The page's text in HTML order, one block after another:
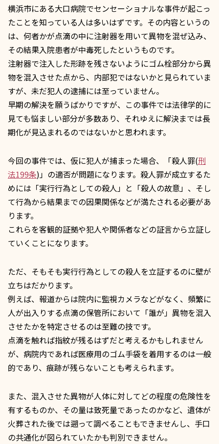
横浜市にある大口病院でセンセーショナルな事件が起こっ
たことを知っている人は多いはずです。その内容というの
は、何者かが点滴の中に注射器を用いて異物を混ぜ込み、
その結果入院患者が中毒死したというものです。
注射器で注入した形跡を残さないようにゴム栓部分から異
物を混入させた点から、内部犯ではないかと見られていま
すが、未だ犯人の逮捕には至っていません。
早期の解決を願うばかりですが、この事件では法律学的に
見ても悩ましい部分が多数あり、それゆえに解決までは長
期化が見込まれるのではないかと思われます。
今回の事件では、仮に犯人が捕まった場合、「殺人罪(刑
法199条)」の適否が問題になります。殺人罪が成立するた
めには「実行行為としての殺人」と「殺人の故意」、そし
て行為から結果までの因果関係などが満たされる必要があ
ります。
これらを客観的証拠や犯人や関係者などの証言から立証し
ていくことになります。
ただ、そもそも実行行為としての殺人を立証するのに壁が
立ちはだかります。
例えば、報道からは院内に監視カメラなどがなく、頻繁に
人が出入りする点滴の保管所において「誰が」異物を混入
させたかを特定させるのは至難の技です。
点滴を触れば指紋が残るはずだと考えるかもしれません
が、病院内であれば医療用のゴム手袋を着用するのは一般
的であり、痕跡が残らないことも考えられます。
また、混入させた異物が人体に対してどの程度の危険性を
有するものか、その量は致死量であったのかなど、遺体が
火葬された後では遡って調べることもできませんし、手口
の共通化が図られていたかも判別できません。